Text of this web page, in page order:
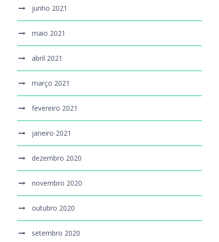
junho 2021
maio 2021
abril 2021
março 2021
fevereiro 2021
janeiro 2021
dezembro 2020
novembro 2020
outubro 2020
setembro 2020